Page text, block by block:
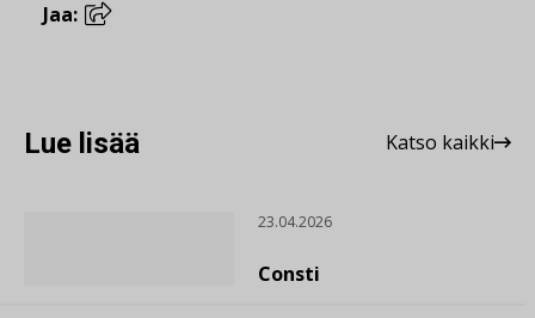
Jaa:
Lue lisää Katso kaikki
23.04.2026
Consti